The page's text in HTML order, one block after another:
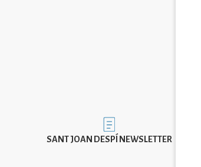
Imatge
SANT JOAN DESPÍ NEWSLETTER